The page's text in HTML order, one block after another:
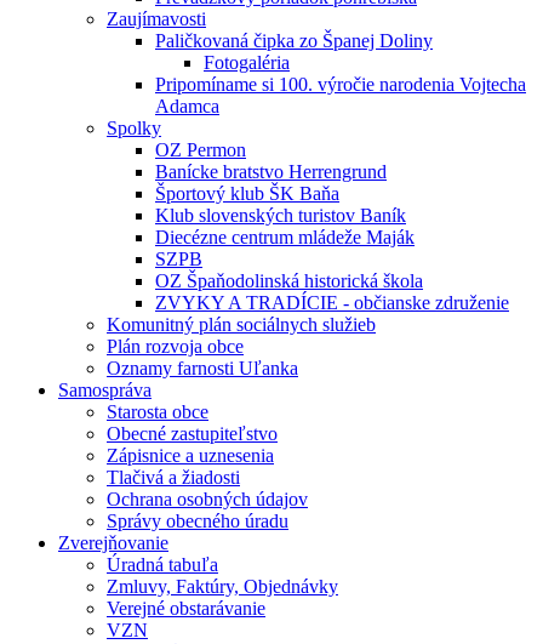
Zaujímavosti
Paličkovaná čipka zo Španej Doliny
Fotogaléria
Pripomíname si 100. výročie narodenia Vojtecha
Adamca
Spolky
OZ Permon
Banícke bratstvo Herrengrund
Športový klub ŠK Baňa
Klub slovenských turistov Baník
Diecézne centrum mládeže Maják
SZPB
OZ Špaňodolinská historická škola
ZVYKY A TRADÍCIE - občianske združenie
Komunitný plán sociálnych služieb
Plán rozvoja obce
Oznamy farnosti Uľanka
Samospráva
Starosta obce
Obecné zastupiteľstvo
Zápisnice a uznesenia
Tlačivá a žiadosti
Ochrana osobných údajov
Správy obecného úradu
Zverejňovanie
Úradná tabuľa
Zmluvy, Faktúry, Objednávky
Verejné obstarávanie
VZN